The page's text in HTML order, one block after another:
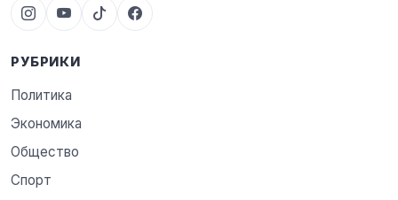
РУБРИКИ
Политика
Экономика
Общество
Спорт